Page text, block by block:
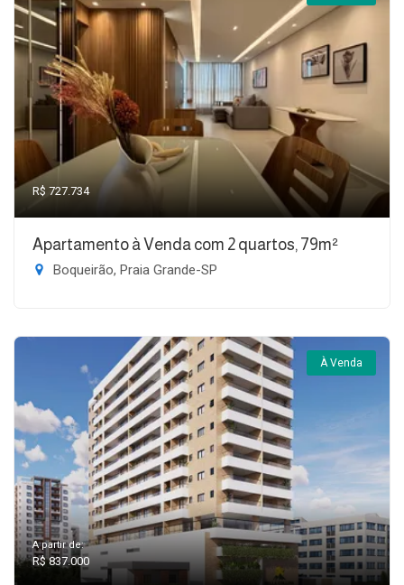
R$ 727.734
Apartamento à Venda com 2 quartos, 79m²
Boqueirão, Praia Grande-SP
À Venda
A partir de:
R$ 837.000